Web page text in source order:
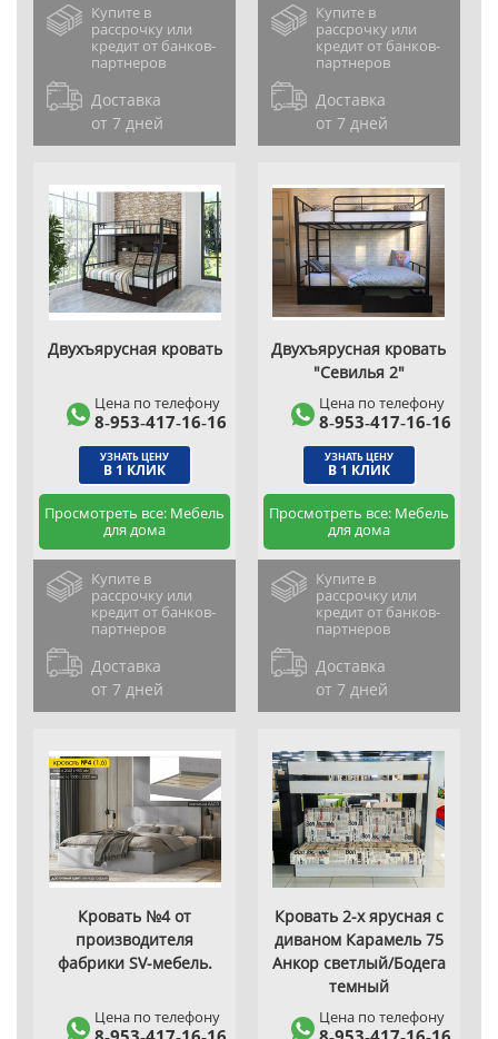
Купите в
рассрочку или
кредит от банков-
партнеров
Доставка
от 7 дней
Купите в
рассрочку или
кредит от банков-
партнеров
Доставка
от 7 дней
Двухъярусная кровать
Цена по телефону
8‑953‑417‑16‑16
УЗНАТЬ ЦЕНУ
В 1 КЛИК
Просмотреть все: Мебель
для дома
Купите в
рассрочку или
кредит от банков-
партнеров
Доставка
от 7 дней
Двухъярусная кровать
"Севилья 2"
Цена по телефону
8‑953‑417‑16‑16
УЗНАТЬ ЦЕНУ
В 1 КЛИК
Просмотреть все: Мебель
для дома
Купите в
рассрочку или
кредит от банков-
партнеров
Доставка
от 7 дней
Кровать №4 от
производителя
фабрики SV-мебель.
Цена по телефону
Кровать 2-х ярусная с
диваном Карамель 75
Анкор светлый/Бодега
темный
Цена по телефону